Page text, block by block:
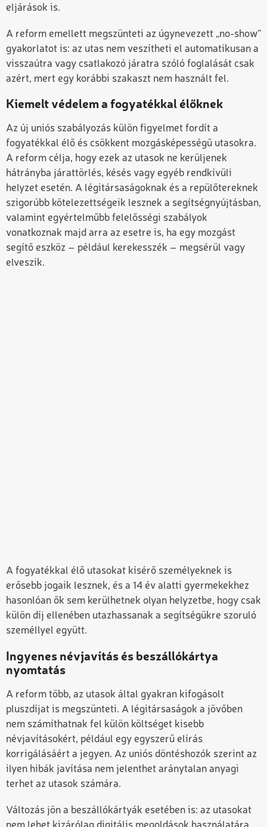
eljárások is.
A reform emellett megszünteti az úgynevezett „no-show”
gyakorlatot is: az utas nem veszítheti el automatikusan a
visszaútra vagy csatlakozó járatra szóló foglalását csak
azért, mert egy korábbi szakaszt nem használt fel.
Kiemelt védelem a fogyatékkal élőknek
Az új uniós szabályozás külön figyelmet fordít a
fogyatékkal élő és csökkent mozgásképességű utasokra.
A reform célja, hogy ezek az utasok ne kerüljenek
hátrányba járattörlés, késés vagy egyéb rendkívüli
helyzet esetén. A légitársaságoknak és a repülőtereknek
szigorúbb kötelezettségeik lesznek a segítségnyújtásban,
valamint egyértelműbb felelősségi szabályok
vonatkoznak majd arra az esetre is, ha egy mozgást
segítő eszköz – például kerekesszék – megsérül vagy
elveszik.
A fogyatékkal élő utasokat kísérő személyeknek is
erősebb jogaik lesznek, és a 14 év alatti gyermekekhez
hasonlóan ők sem kerülhetnek olyan helyzetbe, hogy csak
külön díj ellenében utazhassanak a segítségükre szoruló
személlyel együtt.
Ingyenes névjavítás és beszállókártya
nyomtatás
A reform több, az utasok által gyakran kifogásolt
pluszdíjat is megszünteti. A légitársaságok a jövőben
nem számíthatnak fel külön költséget kisebb
névjavításokért, például egy egyszerű elírás
korrigálásáért a jegyen. Az uniós döntéshozók szerint az
ilyen hibák javítása nem jelenthet aránytalan anyagi
terhet az utasok számára.
Változás jön a beszállókártyák esetében is: az utasokat